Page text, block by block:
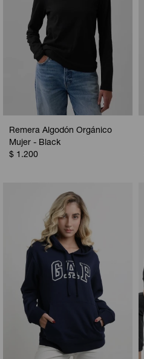
Remera Algodón Orgánico
Mujer - Black
$ 1.200